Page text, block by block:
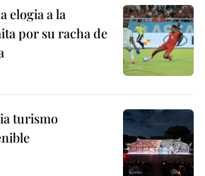
elogia a la
por su racha de
turismo